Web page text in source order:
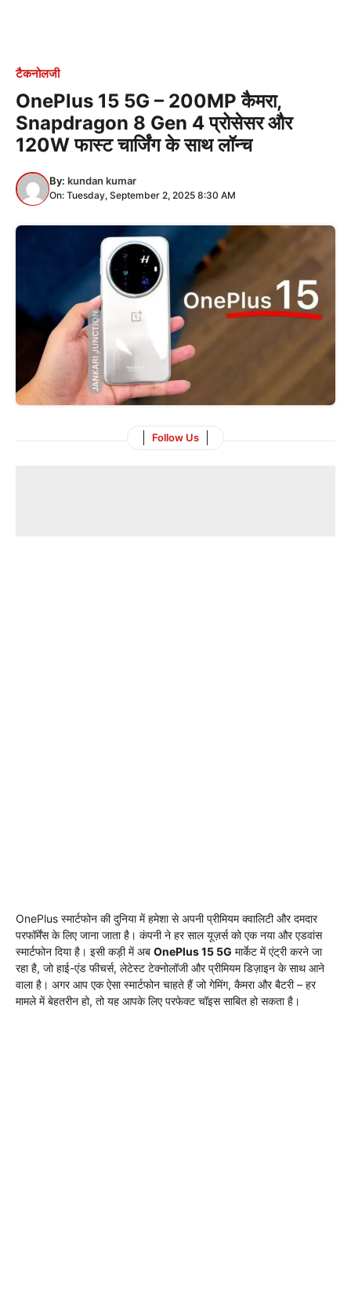
टैकनोलजी
OnePlus 15 5G – 200MP कैमरा,
Snapdragon 8 Gen 4 प्रोसेसर और
120W फास्ट चार्जिंग के साथ लॉन्च
By: kundan kumar
On: Tuesday, September 2, 2025 8:30 AM
Follow Us
OnePlus स्मार्टफोन की दुनिया में हमेशा से अपनी प्रीमियम क्वालिटी और दमदार
परफॉर्मेंस के लिए जाना जाता है। कंपनी ने हर साल यूज़र्स को एक नया और एडवांस
स्मार्टफोन दिया है। इसी कड़ी में अब OnePlus 15 5G मार्केट में एंट्री करने जा
रहा है, जो हाई-एंड फीचर्स, लेटेस्ट टेक्नोलॉजी और प्रीमियम डिज़ाइन के साथ आने
वाला है। अगर आप एक ऐसा स्मार्टफोन चाहते हैं जो गेमिंग, कैमरा और बैटरी – हर
मामले में बेहतरीन हो, तो यह आपके लिए परफेक्ट चॉइस साबित हो सकता है।